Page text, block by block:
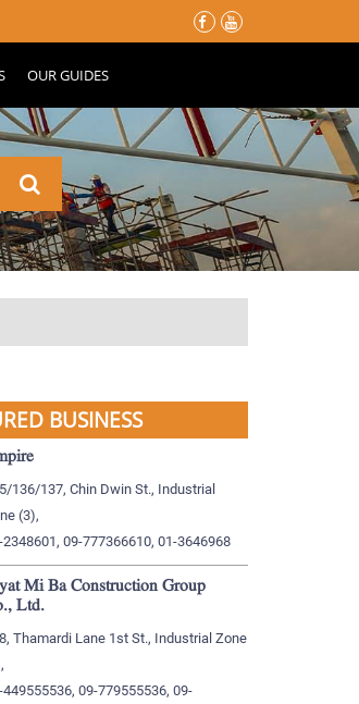
မှာ သင့်နေအိမ်လေး မပျက်စီးသွားဖို့ ပြင်ဆင်ထားသင့်တဲ့ အခ
OUR GUIDES
BUSINESS
136/137, Chin Dwin St., Industrial
(3),
2348601, 09-777366610, 01-3646968
Mi Ba Construction Group
Ltd.
Thamardi Lane 1st St., Industrial Zone
449555536, 09-779555536, 09-